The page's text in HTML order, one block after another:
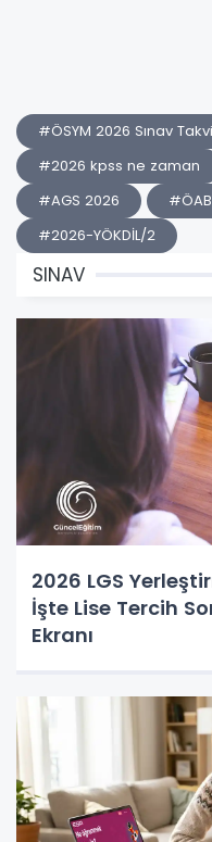
#ÖSYM 2026 Sınav
#2026 kpss ne zaman
#AGS 2026
#2026-YÖKDİL/2
SINAV
2026 LGS
İşte Lise Tercih
Ekranı